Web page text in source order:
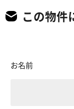
この物件
お名前